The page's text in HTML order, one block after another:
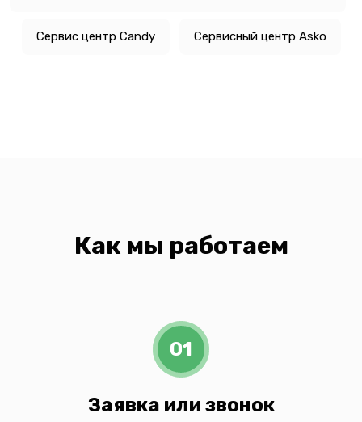
Сервис центр Candy Сервисный центр Asko
Как мы работаем
01
Заявка или звонок